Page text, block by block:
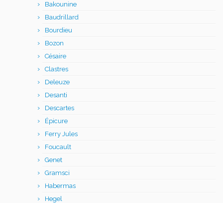
Bakounine
Baudrillard
Bourdieu
Bozon
Césaire
Clastres
Deleuze
Desanti
Descartes
Épicure
Ferry Jules
Foucault
Genet
Gramsci
Habermas
Hegel